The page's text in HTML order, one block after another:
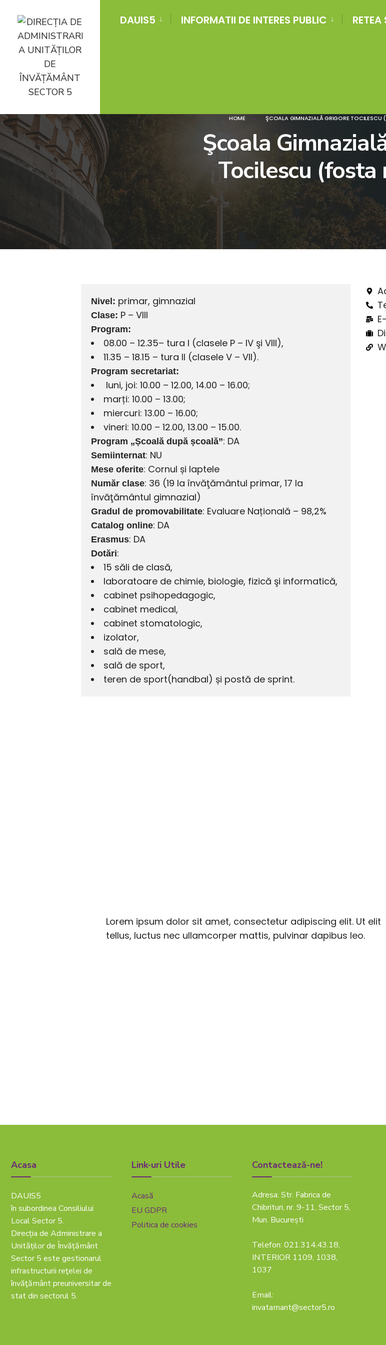
DAUIS5 INFORMATII DE INTERES PUBLIC
HOME ŞCOALA GIMNAZIALĂ GRIGORE TOCILESCU
Şcoala
Tocilescu (fosta
Nivel: primar, gimnazial
Clase: P – VIII
Program:
08.00 – 12.35– tura I (clasele P – IV şi VIII),
11.35 – 18.15 – tura II (clasele V – VII).
Program secretariat:
luni, joi: 10.00 – 12.00, 14.00 – 16.00;
marți: 10.00 – 13.00;
miercuri: 13.00 – 16.00;
vineri: 10.00 – 12.00, 13.00 – 15.00.
Program „Școală după școală”: DA
Semiinternat: NU
Mese oferite: Cornul și laptele
Număr clase: 36 (19 la învăţământul primar, 17 la
învăţământul gimnazial)
Gradul de promovabilitate: Evaluare Națională – 98,2%
Catalog online: DA
Erasmus: DA
Dotări:
15 săli de clasă,
laboratoare de chimie, biologie, fizică şi informatică,
cabinet psihopedagogic,
cabinet medical,
cabinet stomatologic,
izolator,
sală de mese,
sală de sport,
teren de sport(handbal) și postă de sprint.
Lorem ipsum dolor sit amet, consectetur adipiscing elit. Ut elit
tellus, luctus nec ullamcorper mattis, pulvinar dapibus leo.
Acasa
DAUIS5
în subordinea Consiliului
Local Sector 5.
Direcția de Administrare a
Unităților de Învățământ
Sector 5 este gestionarul
infrastructurii reţelei de
învăţământ preuniversitar de
stat din sectorul 5.
Link-uri Utile
Acasă
EU GDPR
Politica de cookies
Contactează-ne!
Adresa: Str. Fabrica de
Chibrituri, nr. 9-11, Sector 5,
Mun. București
Telefon: 021.314.43.18,
INTERIOR 1109, 1038,
1037
Email:
invatamant@sector5.ro